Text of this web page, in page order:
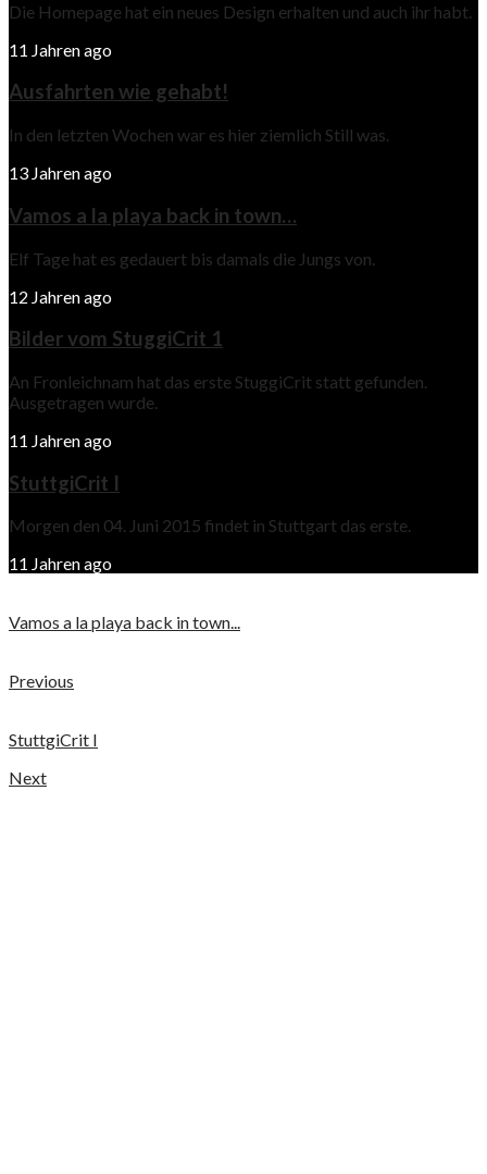
Die Homepage hat ein neues Design erhalten und auch ihr habt.
11 Jahren ago
Ausfahrten wie gehabt!
In den letzten Wochen war es hier ziemlich Still was.
13 Jahren ago
Vamos a la playa back in town…
Elf Tage hat es gedauert bis damals die Jungs von.
12 Jahren ago
Bilder vom StuggiCrit 1
An Fronleichnam hat das erste StuggiCrit statt gefunden.
Ausgetragen wurde.
11 Jahren ago
StuttgiCrit I
Morgen den 04. Juni 2015 findet in Stuttgart das erste.
11 Jahren ago
Vamos a la playa back in town...
Previous
StuttgiCrit I
Next